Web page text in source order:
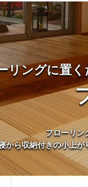
リングに置
フローリン
から収納付きの小上